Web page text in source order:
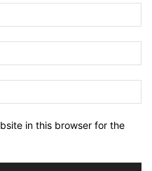
in this browser for the